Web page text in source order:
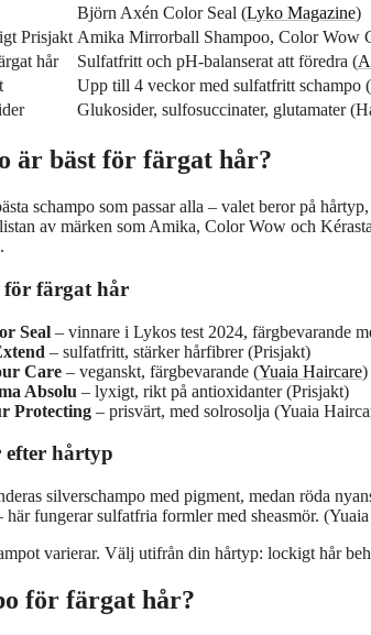
Björn Axén Color Seal (Lyko Magazine)
Prisjakt Amika Mirrorball Shampoo, Color Wow
hår
Sulfatfritt och pH-balanserat att föredra (
Upp till 4 veckor med sulfatfritt schampo
Glukosider, sulfosuccinater, glutamater
är bäst för färgat hår?
schampo som passar alla – valet beror på
av märken som Amika, Color Wow och
för färgat hår
Seal – vinnare i Lykos test 2024, färgbevarande
– sulfatfritt, stärker hårfibrer (Prisjakt)
Care – veganskt, färgbevarande (Yuaia Haircare)
Absolu – lyxigt, rikt på antioxidanter (Prisjakt)
Protecting – prisvärt, med solrosolja (Yuaia
hårtyp
silverschampo med pigment, medan röda
fungerar sulfatfria formler med sheasmör.
varierar. Välj utifrån din hårtyp: lockigt hår
för färgat hår?